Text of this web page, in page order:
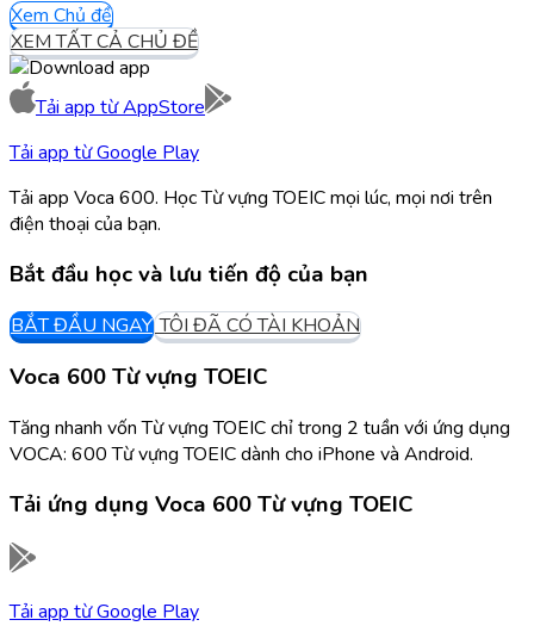
Xem Chủ đề
XEM TẤT CẢ CHỦ ĐỀ
Tải app từAppStore
Tải app từGoogle Play
Tải app Voca 600. Học Từ vựng TOEIC mọi lúc, mọi nơi trên
điện thoại của bạn.
Bắt đầu học và lưu tiến độ của bạn
BẮT ĐẦU NGAY TÔI ĐÃ CÓ TÀI KHOẢN
Voca 600 Từ vựng TOEIC
Tăng nhanh vốn Từ vựng TOEIC chỉ trong 2 tuần với ứng dụng
VOCA: 600 Từ vựng TOEIC dành cho iPhone và Android.
Tải ứng dụng Voca 600 Từ vựng TOEIC
Tải app từGoogle Play